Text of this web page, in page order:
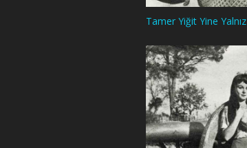
Tamer Yiğit Yine Yalnız